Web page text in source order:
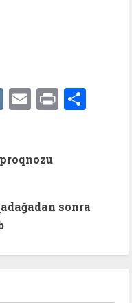
VK Email
Print
sonra